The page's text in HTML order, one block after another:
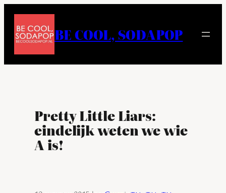
naar
inhoud
BE COOL, SODAPOP
Pretty Little Liars:
eindelijk weten we wie
A is!